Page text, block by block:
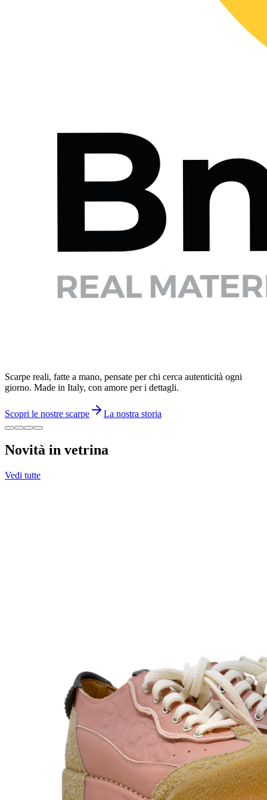
Scarpe reali, fatte a mano, pensate per chi cerca autenticità ogni
giorno. Made in Italy, con amore per i dettagli.
Scopri le nostre scarpe La nostra storia
Novità in vetrina
Vedi tutte